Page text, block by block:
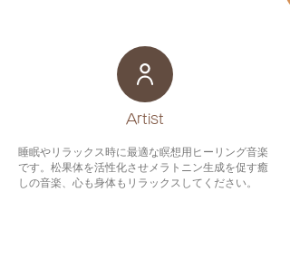
​Artist
睡眠やリラックス時に最適な瞑想用ヒーリング音楽
です。松果体を活性化させメラトニン生成を促す癒
しの音楽、心も身体もリラックスしてください。